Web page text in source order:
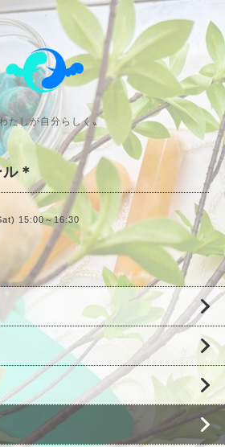
たしが自分らしく〟
＊
15:00～16:30